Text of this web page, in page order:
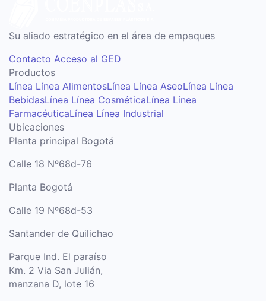
Su aliado estratégico en el área de empaques
Contacto Acceso al GED
Productos
Línea Línea AlimentosLínea Línea AseoLínea Línea
BebidasLínea Línea CosméticaLínea Línea
FarmacéuticaLínea Línea Industrial
Ubicaciones
Planta principal Bogotá
Calle 18 Nº68d-76
Planta Bogotá
Calle 19 Nº68d-53
Santander de Quilichao
Parque Ind. El paraíso
Km. 2 Via San Julián,
manzana D, lote 16